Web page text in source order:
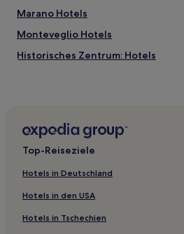
Marano Hotels
Monteveglio Hotels
Historisches Zentrum: Hotels
Cereglio Hotels
Pontecchio Hotels
Zocca Hotels
Bologna Hotels
Hotels nahe Bahnhof Marzabotto
Top-Reiseziele
Hotels in Deutschland
Hotels in den USA
Hotels in Tschechien